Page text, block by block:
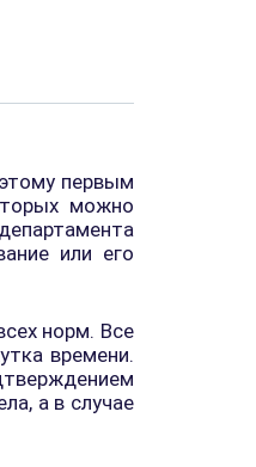
первым
можно
или его
норм. Все
времени.
а в случае